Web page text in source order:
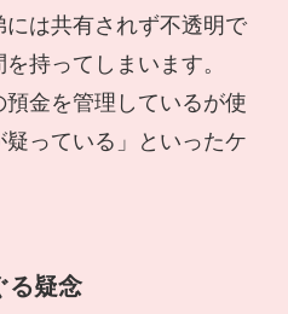
は共有されず不透明で
持ってしまいます。
預金を管理しているが使
っている」といったケ
る疑念